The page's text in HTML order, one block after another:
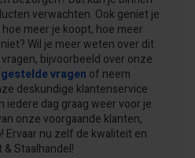
verwachten. Ook geniet je
meer je koopt, hoe meer
Wil je meer weten over dit
bijvoorbeeld over onze
vragen of neem
deskundige klantenservice
iedere dag graag weer voor je
onze voorgaande klanten,
Ervaar nu zelf de kwaliteit en
Staalhandel!